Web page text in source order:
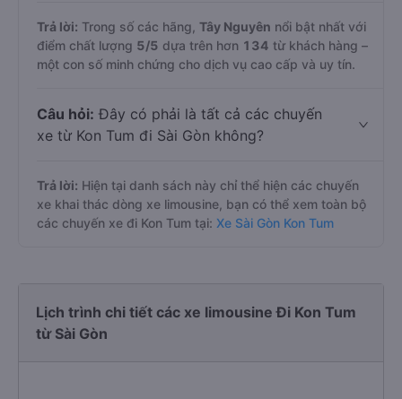
Trả lời: Trong số các hãng, Tây Nguyên nổi bật nhất với
điểm chất lượng 5/5 dựa trên hơn 134 từ khách hàng –
một con số minh chứng cho dịch vụ cao cấp và uy tín.
Câu hỏi: Đây có phải là tất cả các chuyến
xe từ Kon Tum đi Sài Gòn không?
Trả lời: Hiện tại danh sách này chỉ thể hiện các chuyến
xe khai thác dòng xe limousine, bạn có thể xem toàn bộ
các chuyến xe đi Kon Tum tại: Xe Sài Gòn Kon Tum
Lịch trình chi tiết các xe limousine Đi Kon Tum
từ Sài Gòn